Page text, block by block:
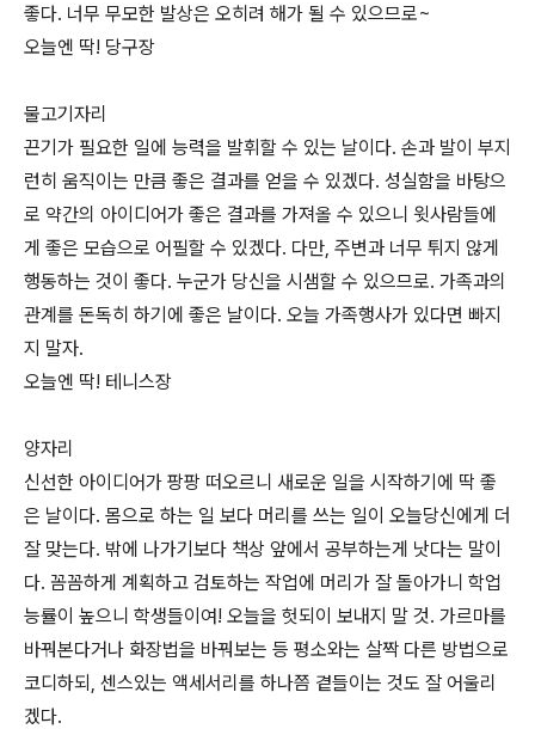
좋다. 너무 무모한 발상은 오히려 해가 될 수 있으므로~
오늘엔 딱! 당구장
물고기자리
끈기가 필요한 일에 능력을 발휘할 수 있는 날이다. 손과 발이 부지
런히 움직이는 만큼 좋은 결과를 얻을 수 있겠다. 성실함을 바탕으
로 약간의 아이디어가 좋은 결과를 가져올 수 있으니 윗사람들에
게 좋은 모습으로 어필할 수 있겠다. 다만, 주변과 너무 튀지 않게
행동하는 것이 좋다. 누군가 당신을 시샘할 수 있으므로. 가족과의
관계를 돈독히 하기에 좋은 날이다. 오늘 가족행사가 있다면 빠지
지 말자.
오늘엔 딱! 테니스장
양자리
신선한 아이디어가 팡팡 떠오르니 새로운 일을 시작하기에 딱 좋
은 날이다. 몸으로 하는 일 보다 머리를 쓰는 일이 오늘당신에게 더
잘 맞는다. 밖에 나가기보다 책상 앞에서 공부하는게 낫다는 말이
다. 꼼꼼하게 계획하고 검토하는 작업에 머리가 잘 돌아가니 학업
능률이 높으니 학생들이여! 오늘을 헛되이 보내지 말 것. 가르마를
바꿔본다거나 화장법을 바꿔보는 등 평소와는 살짝 다른 방법으로
코디하되, 센스있는 액세서리를 하나쯤 곁들이는 것도 잘 어울리
겠다.